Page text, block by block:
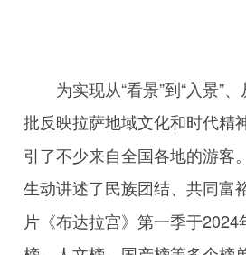
为实现从“看景”到“入景”
批反映拉萨地域文化和时代精
引了不少来自全国各地的游客
生动讲述了民族团结、共同富
片《布达拉宫》第一季于2024